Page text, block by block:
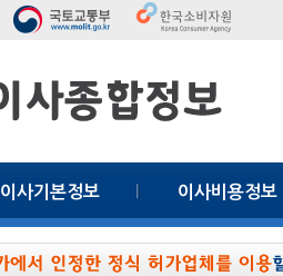
이사기본정보 이사비용정보